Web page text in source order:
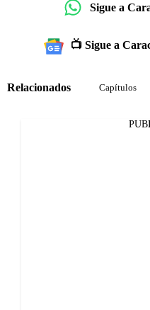
Sigue a
📺 Sigue a
Relacionados Capítulos